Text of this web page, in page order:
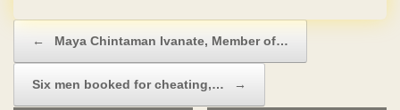
← Maya Chintaman Ivanate, Member of…
Six men booked for cheating,… →